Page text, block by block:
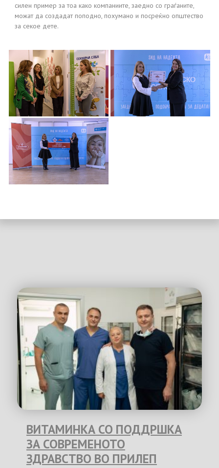
силен пример за тоа како компаниите, заедно со граѓаните,
можат да создадат поподно, похумано и посреќно општество
за секое дете.
ВИТАМИНКА СО ПОДДРШКА
ЗА СОВРЕМЕНОТО
ЗДРАВСТВО ВО ПРИЛЕП